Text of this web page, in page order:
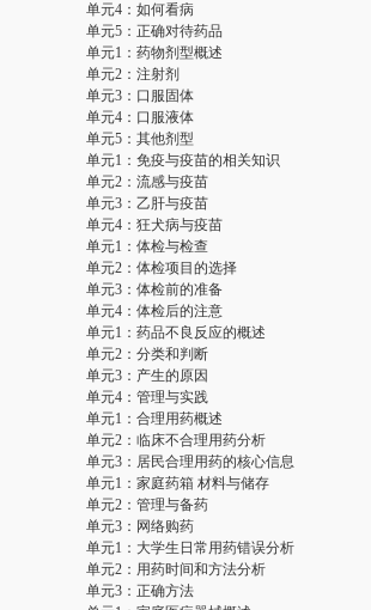
单元4：如何看病
单元5：正确对待药品
单元1：药物剂型概述
单元2：注射剂
单元3：口服固体
单元4：口服液体
单元5：其他剂型
单元1：免疫与疫苗的相关知识
单元2：流感与疫苗
单元3：乙肝与疫苗
单元4：狂犬病与疫苗
单元1：体检与检查
单元2：体检项目的选择
单元3：体检前的准备
单元4：体检后的注意
单元1：药品不良反应的概述
单元2：分类和判断
单元3：产生的原因
单元4：管理与实践
单元1：合理用药概述
单元2：临床不合理用药分析
单元3：居民合理用药的核心信息
单元1：家庭药箱 材料与储存
单元2：管理与备药
单元3：网络购药
单元1：大学生日常用药错误分析
单元2：用药时间和方法分析
单元3：正确方法